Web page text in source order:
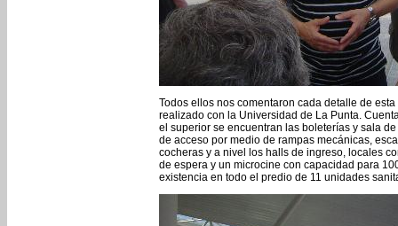
Todos ellos nos comentaron cada detalle de
realizado con la Universidad de La Punta.
el superior se encuentran las boleterías y sala
de acceso por medio de rampas mecánicas,
cocheras y a nivel los halls de ingreso, locales
de espera y un microcine con capacidad para
existencia en todo el predio de 11 unidades